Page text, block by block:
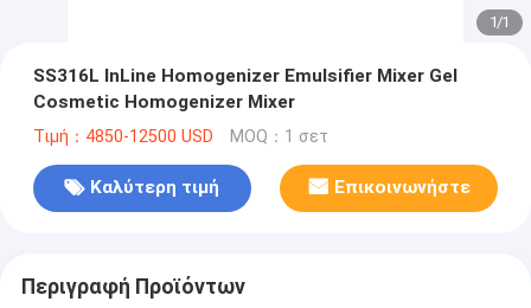
1/1
SS316L InLine Homogenizer Emulsifier Mixer Gel
Cosmetic Homogenizer Mixer
Τιμή：4850-12500 USD MOQ：1 σετ
Καλύτερη τιμή Επικοινωνήστε
Περιγραφή Προϊόντων